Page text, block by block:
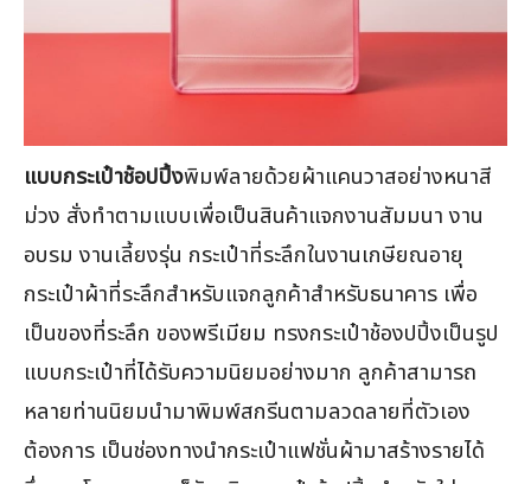
แบบกระเป๋าช้อปปิ้งพิมพ์ลายด้วยผ้าแคนวาสอย่างหนาสี
ม่วง สั่งทำตามแบบเพื่อเป็นสินค้าแจกงานสัมมนา งาน
อบรม งานเลี้ยงรุ่น กระเป๋าที่ระลึกในงานเกษียณอายุ
กระเป๋าผ้าที่ระลึกสำหรับแจกลูกค้าสำหรับธนาคาร เพื่อ
เป็นของที่ระลึก ของพรีเมียม ทรงกระเป๋าช้องปปิ้งเป็นรูป
แบบกระเป๋าที่ได้รับความนิยมอย่างมาก ลูกค้าสามารถ
หลายท่านนิยมนำมาพิมพ์สกรีนตามลวดลายที่ตัวเอง
ต้องการ เป็นช่องทางนำกระเป๋าแฟชั่นผ้ามาสร้างรายได้